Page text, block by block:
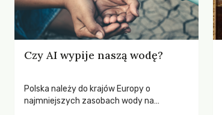
Czy AI wypije naszą wodę?
Polska należy do krajów Europy o
najmniejszych zasobach wody na